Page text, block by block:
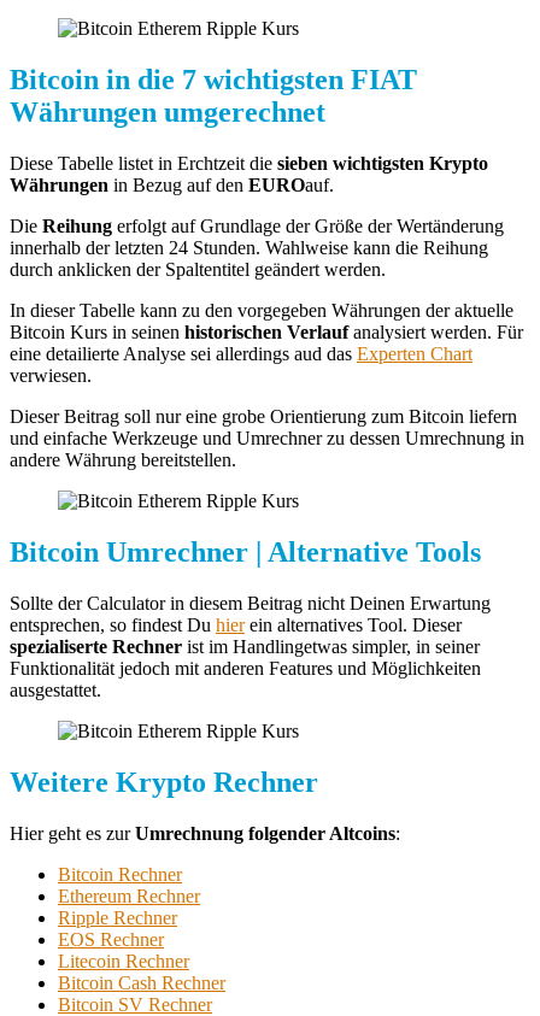
Bitcoin in die 7 wichtigsten FIAT
Währungen umgerechnet
Diese Tabelle listet in Erchtzeit die sieben wichtigsten Krypto
Währungen in Bezug auf den EUROauf.
Die Reihung erfolgt auf Grundlage der Größe der Wertänderung
innerhalb der letzten 24 Stunden. Wahlweise kann die Reihung
durch anklicken der Spaltentitel geändert werden.
In dieser Tabelle kann zu den vorgegeben Währungen der aktuelle
Bitcoin Kurs in seinen historischen Verlaufanalysiert werden. Für
eine detailierte Analyse sei allerdings aud das Experten Chart
verwiesen.
Dieser Beitrag soll nur eine grobe Orientierung zum Bitcoin liefern
und einfache Werkzeuge und Umrechner zu dessen Umrechnung in
andere Währung bereitstellen.
Bitcoin Umrechner | Alternative Tools
Sollte der Calculator in diesem Beitrag nicht Deinen Erwartung
entsprechen, so findest Du hierein alternatives Tool. Dieser
spezialiserte Rechner ist im Handlingetwas simpler, in seiner
Funktionalität jedoch mit anderen Features und Möglichkeiten
ausgestattet.
Weitere Krypto Rechner
Hier geht es zurUmrechnung folgender Altcoins:
Bitcoin Rechner
Ethereum Rechner
Ripple Rechner
EOS Rechner
Litecoin Rechner
Bitcoin Cash Rechner
Bitcoin SV Rechner